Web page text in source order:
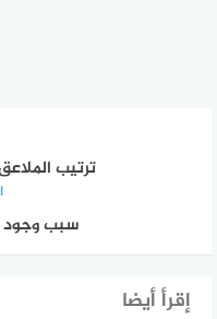
ترتيب
سبب وجود
إقرأ أيضا